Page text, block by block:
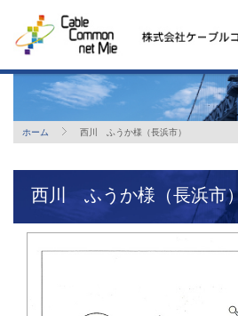
ホーム 西川 ふうか様（長浜市）
西川 ふうか様（長浜市）